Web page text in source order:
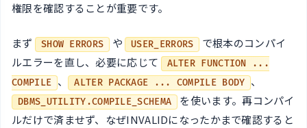
権限を確認することが重要です。
まず SHOW ERRORS や USER_ERRORS
で根本のコンパイ
ルエラーを直し、必要に応じて
ALTER FUNCTION ...
COMPILE
、 ALTER PACKAGE ... COMPILE BODY 、
DBMS_UTILITY.COMPILE_SCHEMA
を使います。再コンパイ
ルだけで済ませず、なぜINVALIDになったかまで確認すると